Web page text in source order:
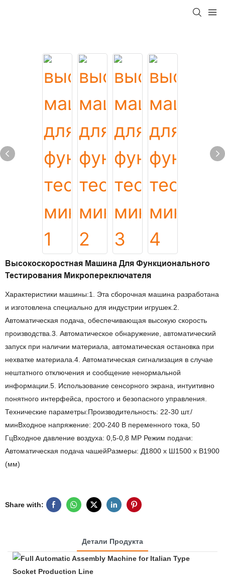
Высокоскоростная Машина Для Функционального
Тестирования Микропереключателя
Характеристики машины:1. Эта сборочная машина разработана
и изготовлена ​​специально для индустрии игрушек.2.
Автоматическая подача, обеспечивающая высокую скорость
производства.3. Автоматическое обнаружение, автоматический
запуск при наличии материала, автоматическая остановка при
нехватке материала.4. Автоматическая сигнализация в случае
нештатного отключения и сообщение ненормальной
информации.5. Использование сенсорного экрана, интуитивно
понятного интерфейса, простого и безопасного управления.
Технические параметры:Производительность: 22-30 шт./
минВходное напряжение: 200-240 В переменного тока, 50
ГцВходное давление воздуха: 0,5-0,8 MP Режим подачи:
Автоматическая подача чашейРазмеры: Д1800 x Ш1500 x В1900
(мм)
Share with:
Детали Продукта